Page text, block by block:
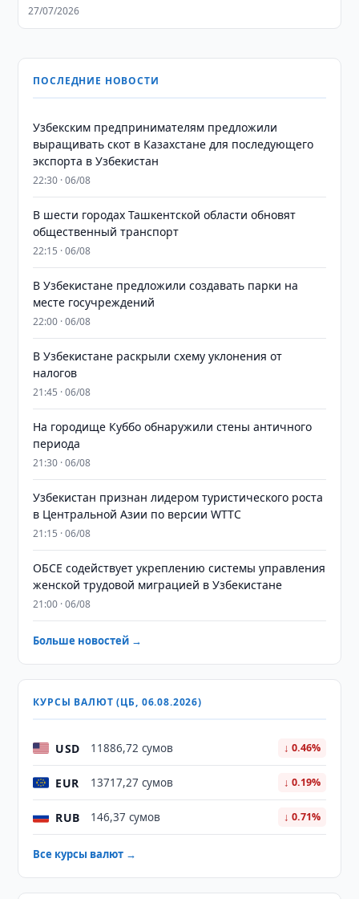
27/07/2026
ПОСЛЕДНИЕ НОВОСТИ
Узбекским предпринимателям предложили
выращивать скот в Казахстане для последующего
экспорта в Узбекистан
22:30 · 06/08
В шести городах Ташкентской области обновят
общественный транспорт
22:15 · 06/08
В Узбекистане предложили создавать парки на
месте госучреждений
22:00 · 06/08
В Узбекистане раскрыли схему уклонения от
налогов
21:45 · 06/08
На городище Куббо обнаружили стены античного
периода
21:30 · 06/08
Узбекистан признан лидером туристического роста
в Центральной Азии по версии WTTC
21:15 · 06/08
ОБСЕ содействует укреплению системы управления
женской трудовой миграцией в Узбекистане
21:00 · 06/08
Больше новостей →
КУРСЫ ВАЛЮТ (ЦБ, 06.08.2026)
USD 11886,72 сумов ↓ 0.46%
EUR 13717,27 сумов ↓ 0.19%
RUB 146,37 сумов ↓ 0.71%
Все курсы валют →